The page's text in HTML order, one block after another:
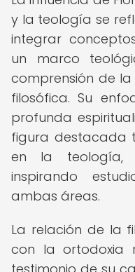
y la teología se
integrar
un marco
comprensión de
filosófica. Su
profunda
figura destacada
en la teología,
inspirando
ambas áreas.
La relación de la
con la ortodoxia